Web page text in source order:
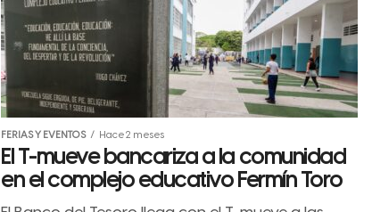
FERIAS Y EVENTOS Hace 2 meses
El T-mueve bancariza a la comunidad
en el complejo educativo Fermín Toro